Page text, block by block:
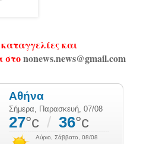
και
στοnonews.news@gmail.com